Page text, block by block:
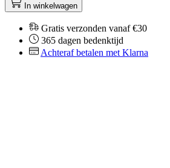
In winkelwagen
Gratis verzonden vanaf €30
365 dagen bedenktijd
Achteraf betalen met Klarna